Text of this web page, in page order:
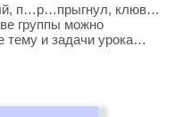
п…р…прыгнул, клюв…
группы можно
тему и задачи урока…